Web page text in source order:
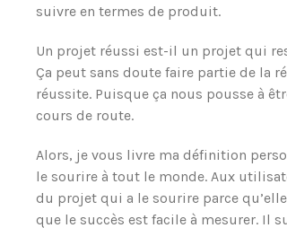
suivre en termes de produit.
Un projet réussi est-il un projet qui
Ça peut sans doute faire partie de la
réussite. Puisque ça nous pousse à
cours de route.
Alors, je vous livre ma définition
le sourire à tout le monde. Aux
du projet qui a le sourire parce
que le succès est facile à mesurer. Il